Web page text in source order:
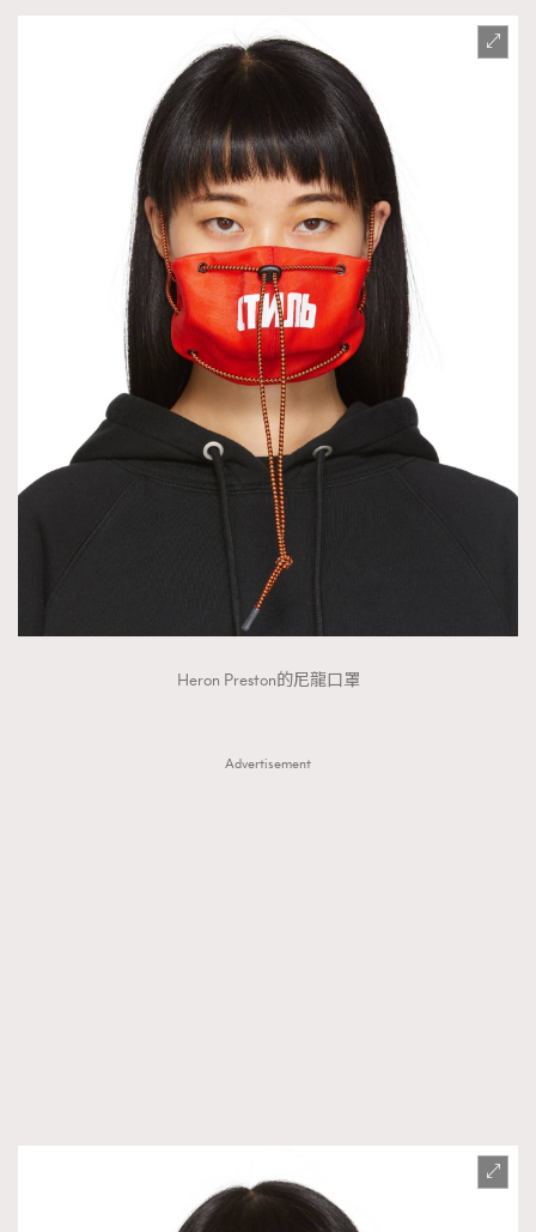
TRENDING
AFrenchMind
DressLikeAParisienne
EmpowerF
FashionWeek FigaroAesthetic
Heron Preston的尼龍口罩
Advertisement